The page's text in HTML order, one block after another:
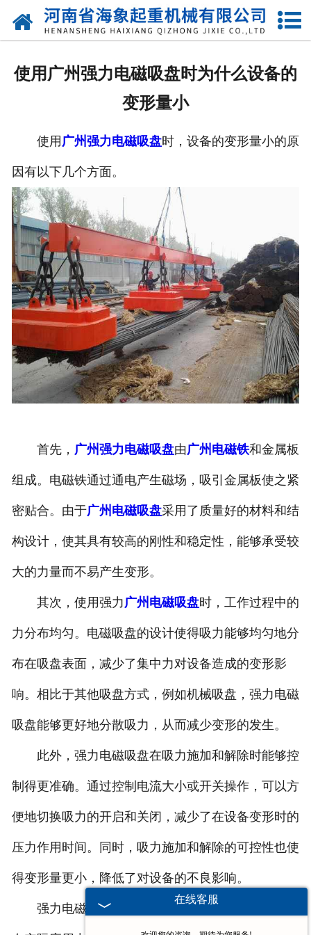
网站首页
联系我们
使用广州强力电磁吸盘时为什么设备的
变形量小
使用 广州强力电磁吸盘时，设备的变形量小的原
因有以下几个方面。
首先， 广州强力电磁吸盘由广州电磁铁和金属板
组成。电磁铁通过通电产生磁场，吸引金属板使之紧
密贴合。由于广州电磁吸盘采用了质量好的材料和结
构设计，使其具有较高的刚性和稳定性，能够承受较
大的力量而不易产生变形。
其次，使用强力广州电磁吸盘时，工作过程中的
力分布均匀。电磁吸盘的设计使得吸力能够均匀地分
布在吸盘表面，减少了集中力对设备造成的变形影
响。相比于其他吸盘方式，例如机械吸盘，强力电磁
吸盘能够更好地分散吸力，从而减少变形的发生。
此外，强力电磁吸盘在吸力施加和解除时能够控
制得更准确。通过控制电流大小或开关操作，可以方
便地切换吸力的开启和关闭，减少了在设备变形时的
压力作用时间。同时，吸力施加和解除的可控性也使
得变形量更小，降低了对设备的不良影响。
强力电磁吸盘通常与其他支撑结构相结合使用。
在线客服